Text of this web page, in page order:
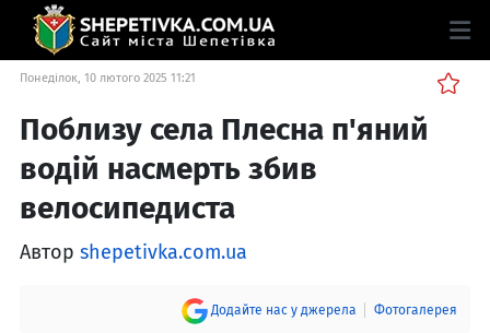
Понеділок, 10 лютого 2025 11:21
Поблизу села Плесна п'яний
водій насмерть збив
велосипедиста
Автор shepetivka.com.ua
Додайте нас у джерела Фотогалерея